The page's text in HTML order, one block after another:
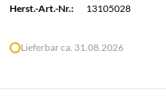
Herst.-Art.-Nr.:
13105028
Lieferbar ca. 31.08.2026